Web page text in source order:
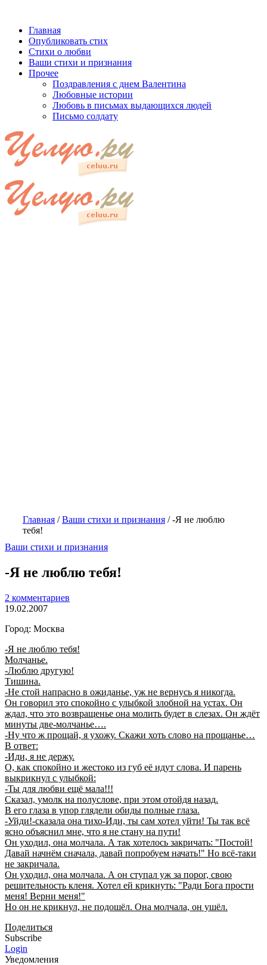
Главная
Опубликовать стих
Стихи о любви
Ваши стихи и признания
Прочее
Поздравления с днем Валентина
Любовные истории
Любовь в письмах выдающихся людей
Письмо солдату
Главная /Ваши стихи и признания /-Я не люблю
тебя!
Ваши стихи и признания
-Я не люблю тебя!
2 комментариев
19.02.2007
Город: Москва
-Я не люблю тебя!
Молчанье.
-Люблю другую!
Тишина.
-Не стой напрасно в ожиданье, уж не вернусь я никогда.
Он говорил это спокойно с улыбкой злобной на устах. Он
ждал, что это возвращенье она молить будет в слезах. Он ждёт
минуты две-молчанье….
-Ну что ж прощай, я ухожу. Скажи хоть слово на прощанье…
В ответ:
-Иди, я не держу.
О, как спокойно и жестоко из губ её идут слова. И парень
выкрикнул с улыбкой:
-Ты для любви ещё мала!!!
Сказал, умолк на полуслове, при этом отойдя назад.
В его глаза в упор глядели обиды полные глаза.
-Уйди!-сказала она тихо-Иди, ты сам хотел уйти! Ты так всё
ясно объяснил мне, что я не стану на пути!
Он уходил, она молчала. А так хотелось закричать: "Постой!
Давай начнём сначала, давай попробуем начать!" Но всё-таки
не закричала.
Он уходил, она молчала. А он ступал уж за порог, свою
решительность кленя. Хотел ей крикнуть: "Ради Бога прости
меня! Верни меня!"
Но он не крикнул, не подошёл. Она молчала, он ушёл.
Поделиться
Subscribe
Login
Уведомления